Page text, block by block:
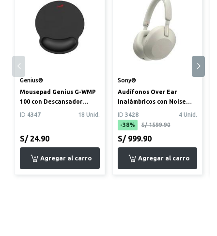
Genius®
Mousepad Genius G-WMP
100 con Descansador
Negro
ID 4347 18 Unid.
S/ 24.90
Sony®
Audífonos Over Ear
Inalámbricos con Noise
Cancelling WH-1000 XM5
Gris Pl...
ID 3428
4 Unid.
-38%
S/ 1599.90
S/ 999.90